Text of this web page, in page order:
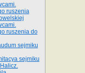
ruszenia
ruszenia do
sejmiku
sejmiku